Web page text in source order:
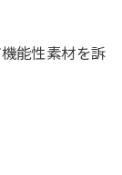
能性素材を訴